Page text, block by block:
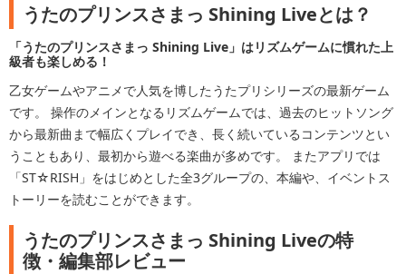
うたのプリンスさまっ Shining Liveとは？
「うたのプリンスさまっ Shining Live」はリズムゲームに慣れた上
級者も楽しめる！
乙女ゲームやアニメで人気を博したうたプリシリーズの最新ゲーム
です。 操作のメインとなるリズムゲームでは、過去のヒットソング
から最新曲まで幅広くプレイでき、長く続いているコンテンツとい
うこともあり、最初から遊べる楽曲が多めです。 またアプリでは
「ST☆RISH」をはじめとした全3グループの、本編や、イベントス
トーリーを読むことができます。
うたのプリンスさまっ Shining Liveの特
徴・編集部レビュー